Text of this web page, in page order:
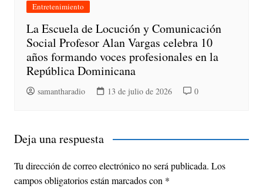
Entretenimiento
La Escuela de Locución y Comunicación
Social Profesor Alan Vargas celebra 10
años formando voces profesionales en la
República Dominicana
samantharadio 13 de julio de 2026 0
Deja una respuesta
Tu dirección de correo electrónico no será publicada. Los
campos obligatorios están marcados con *